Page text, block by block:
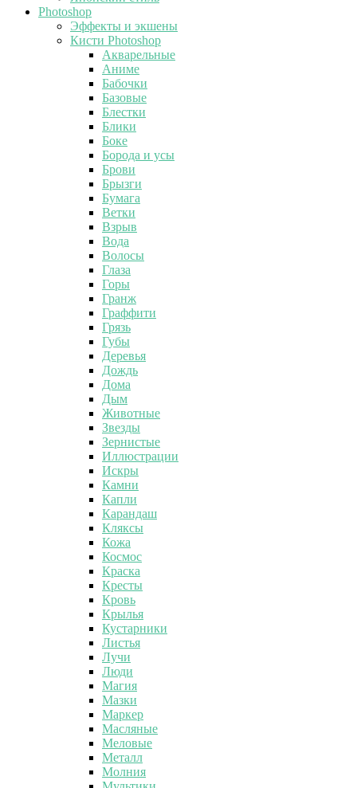
Photoshop
Эффекты и экшены
Кисти Photoshop
Акварельные
Аниме
Бабочки
Базовые
Блестки
Блики
Боке
Борода и усы
Брови
Брызги
Бумага
Ветки
Взрыв
Вода
Волосы
Глаза
Горы
Гранж
Граффити
Грязь
Губы
Деревья
Дождь
Дома
Дым
Животные
Звезды
Зернистые
Иллюстрации
Искры
Камни
Капли
Карандаш
Кляксы
Кожа
Космос
Краска
Кресты
Кровь
Крылья
Кустарники
Листья
Лучи
Люди
Магия
Мазки
Маркер
Масляные
Меловые
Металл
Молния